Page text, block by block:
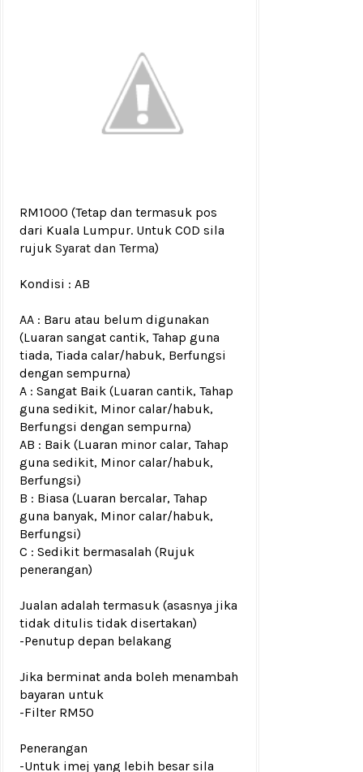
RM1000 (Tetap dan termasuk pos
dari Kuala Lumpur. Untuk COD sila
rujuk Syarat dan Terma)
Kondisi : AB
AA : Baru atau belum digunakan
(Luaran sangat cantik, Tahap guna
tiada, Tiada calar/habuk, Berfungsi
dengan sempurna)
A : Sangat Baik (Luaran cantik, Tahap
guna sedikit, Minor calar/habuk,
Berfungsi dengan sempurna)
AB : Baik (Luaran minor calar, Tahap
guna sedikit, Minor calar/habuk,
Berfungsi)
B : Biasa (Luaran bercalar, Tahap
guna banyak, Minor calar/habuk,
Berfungsi)
C : Sedikit bermasalah (Rujuk
penerangan)
Jualan adalah termasuk (asasnya jika
tidak ditulis tidak disertakan)
-Penutup depan belakang
Jika berminat anda boleh menambah
bayaran untuk
-Filter RM50
Penerangan
-Untuk imej yang lebih besar sila